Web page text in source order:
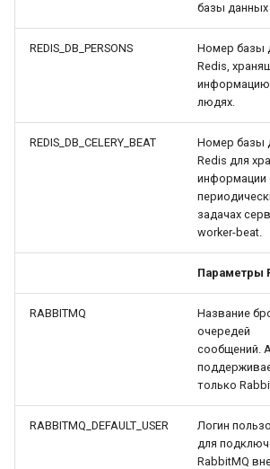
базы данных
REDIS_DB_PERSONS
Номер базы
Redis,
людях.
REDIS_DB_CELERY_BEAT
Номер базы
Redis для
информации
задачах
worker-beat.
Параметры
RABBITMQ
Название
очередей
сообщений.
только
RABBITMQ_DEFAULT_USER
Логин
для
RabbitMQ